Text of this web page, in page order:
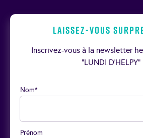
Laissez-vous
Inscrivez-vous à la newsletter
“LUNDI D’HELPY”
Nom*
Prénom